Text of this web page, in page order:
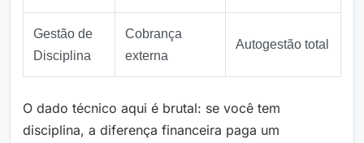
Gestão de
Disciplina
Cobrança
externa
Autogestão total
O dado técnico aqui é brutal: se você tem
disciplina, a diferença financeira paga um